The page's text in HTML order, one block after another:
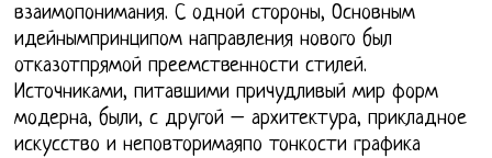
взаимопонимания. С одной стороны, Основным
идейнымпринципом направления нового был
отказотпрямой преемственности стилей.
Источниками, питавшими причудливый мир форм
модерна, были, с другой – архитектура, прикладное
искусство и неповторимаяпо тонкости графика